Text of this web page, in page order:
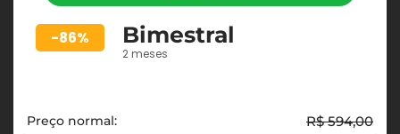
-86% Bimestral
2 meses
Preço normal: R$ 594,00